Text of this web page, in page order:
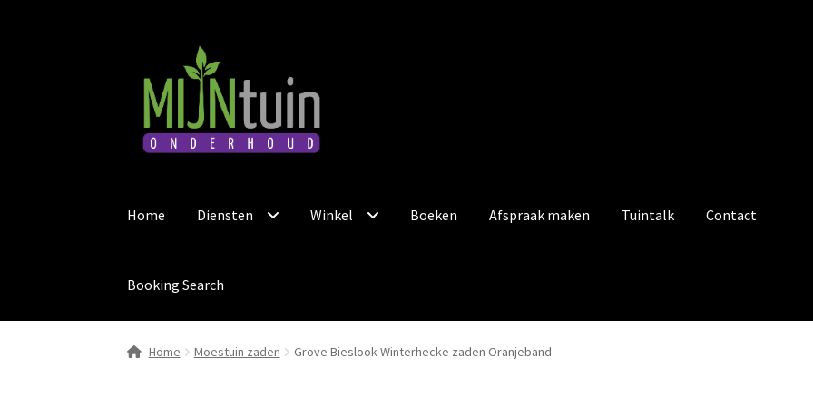
naar
navigatie
inhoud
Home Diensten Winkel Boeken Afspraak maken Tuintalk Contact
Booking Search
Home Moestuin zaden Grove Bieslook Winterhecke zaden Oranjeband